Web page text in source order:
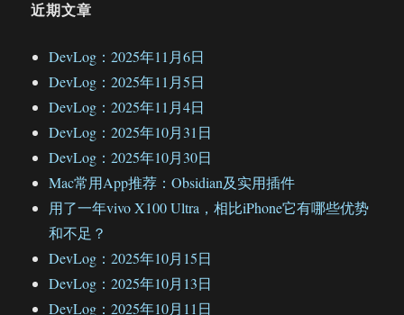
近期文章
DevLog：2025年11月6日
DevLog：2025年11月5日
DevLog：2025年11月4日
DevLog：2025年10月31日
DevLog：2025年10月30日
Mac常用App推荐：Obsidian及实用插件
用了一年vivo X100 Ultra，相比iPhone它有哪些优势
和不足？
DevLog：2025年10月15日
DevLog：2025年10月13日
DevLog：2025年10月11日